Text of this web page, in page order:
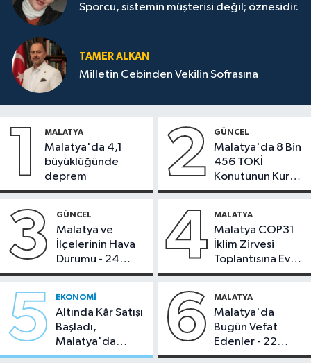
Sporcu, sistemin müşterisi değil; öznesidir.
TAMER ALKAN
Milletin Cebinden Vekilin Sofrasına
1 MALATYA
Malatya'da 4,1
büyüklüğünde
deprem
2 GÜNCEL
Malatya'da 8 Bin
456 TOKİ
Konutunun Kurası
Bugün Çekiliyor
3 GÜNCEL
Malatya ve
İlçelerinin Hava
Durumu - 24
Temmuz 2026
4 MALATYA
Malatya COP31
İklim Zirvesi
Toplantısına Ev
Sahipliği Yaptı
5 EKONOMI
Altında Kâr Satışı
Başladı,
Malatya'da
Makas Ne
6 MALATYA
Malatya'da
Bugün Vefat
Edenler - 22
Temmuz 2026